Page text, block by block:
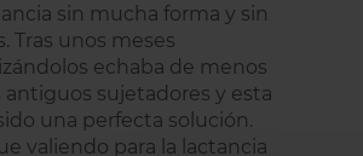
sin mucha forma y sin
Tras unos meses
echaba de menos
antiguos sujetadores y esta
una perfecta solución.
valiendo para la lactancia